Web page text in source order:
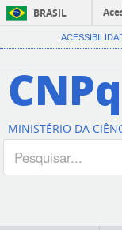
BRASIL
CNPq
MINISTÉRIO DA